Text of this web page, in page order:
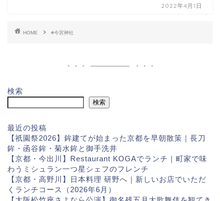
2022年4月1日
HOME #今宮神社
検索
検索
最近の投稿
【祇園祭2026】鉾建てが始まった京都を早朝散策｜長刀
鉾・函谷鉾・菊水鉾と御手洗井
【京都・今出川】Restaurant KOGAでランチ｜町家で味
わうミシュラン一つ星シェフのフレンチ
【京都・高野川】日本料理 研野へ｜新しいお店でいただ
くランチコース（2026年6月）